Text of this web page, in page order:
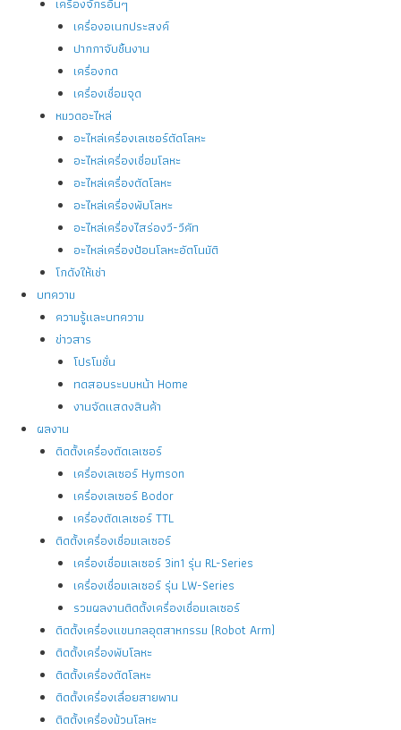
เครื่องอเนกประสงค์
ปากกาจับชิ้นงาน
เครื่องกด
เครื่องเชื่อมจุด
หมวดอะไหล่
อะไหล่เครื่องเลเซอร์ตัดโลหะ
อะไหล่เครื่องเชื่อมโลหะ
อะไหล่เครื่องตัดโลหะ
อะไหล่เครื่องพับโลหะ
อะไหล่เครื่องไสร่องวี-วีคัท
อะไหล่เครื่องป้อนโลหะอัตโนมัติ
โกดังให้เช่า
บทความ
ความรู้และบทความ
ข่าวสาร
โปรโมชั่น
ทดสอบระบบหน้า Home
งานจัดแสดงสินค้า
ผลงาน
ติดตั้งเครื่องตัดเลเซอร์
เครื่องเลเซอร์ Hymson
เครื่องเลเซอร์ Bodor
เครื่องตัดเลเซอร์ TTL
ติดตั้งเครื่องเชื่อมเลเซอร์
เครื่องเชื่อมเลเซอร์ 3in1 รุ่น RL-Series
เครื่องเชื่อมเลเซอร์ รุ่น LW-Series
รวมผลงานติดตั้งเครื่องเชื่อมเลเซอร์
ติดตั้งเครื่องแขนกลอุตสาหกรรม (Robot Arm)
ติดตั้งเครื่องพับโลหะ
ติดตั้งเครื่องตัดโลหะ
ติดตั้งเครื่องเลื่อยสายพาน
ติดตั้งเครื่องม้วนโลหะ